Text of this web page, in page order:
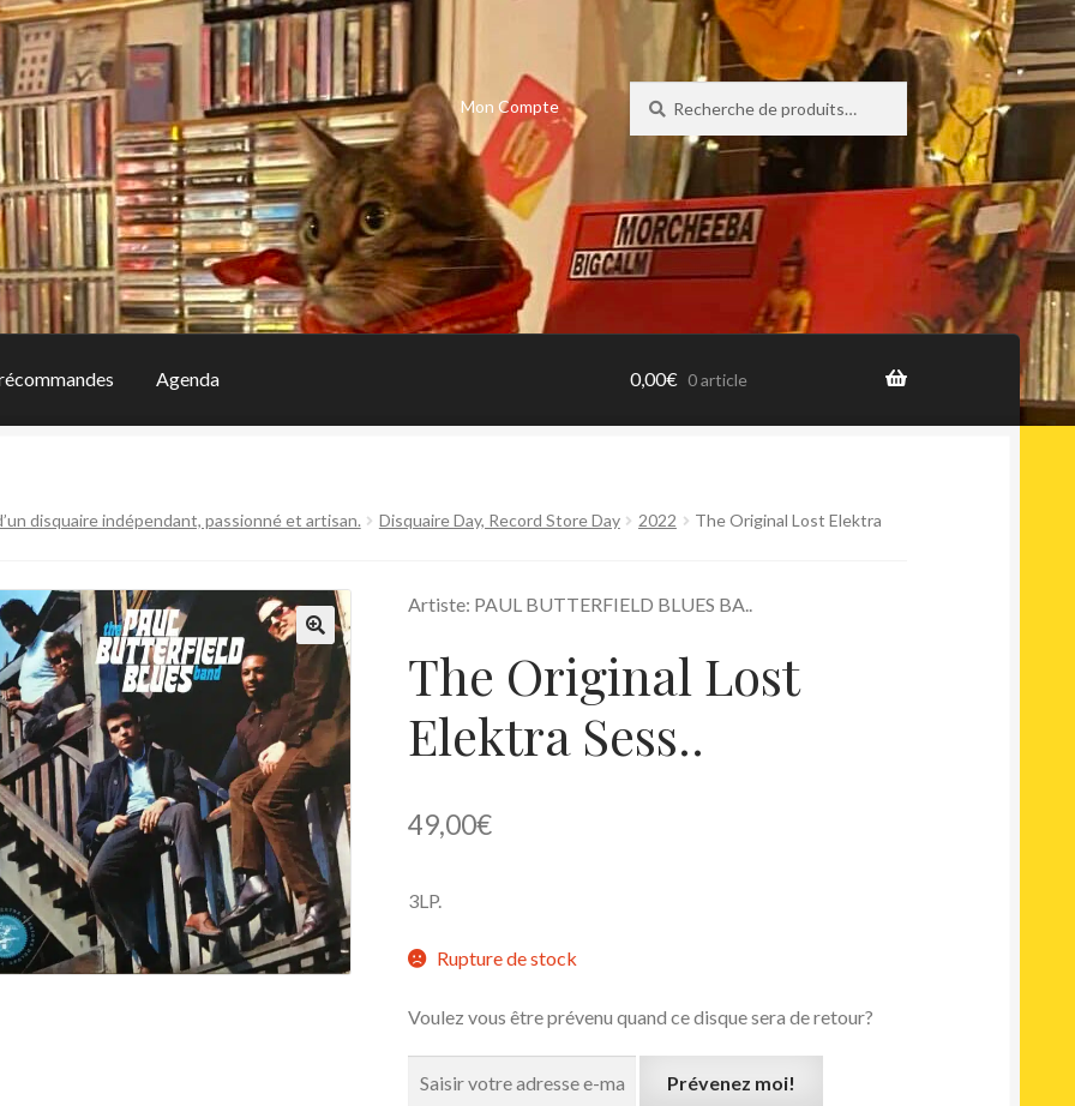
Mon Compte
pour :
Agenda 0,00€ 0 article
disquaire indépendant, passionné et artisan. Disquaire Day, Record Store Day 2022 The Original Lost Elektra
🔍
Artiste: PAUL BUTTERFIELD BLUES BA..
The Original Lost
Elektra Sess..
49,00€
3LP.
Rupture de stock
Voulez vous être prévenu quand ce disque sera de retour?
Prévenez moi!